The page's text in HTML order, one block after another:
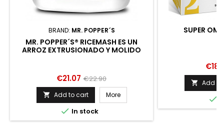
BRAND: MR. POPPER´S
MR. POPPER´S® RICEMASH ES UN
ARROZ EXTRUSIONADO Y MOLIDO
MUY VERSÁTIL CON E
Price
€21.07 Regular
price
€22.90
 Add to cart More
 In stock
SUPER
Price
 Add
